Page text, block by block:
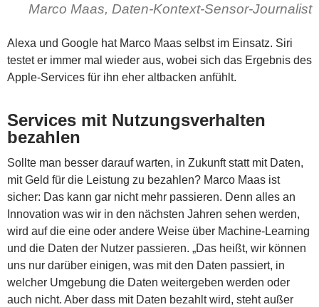
Marco Maas, Daten-Kontext-Sensor-Journalist
Alexa und Google hat Marco Maas selbst im Einsatz. Siri
testet er immer mal wieder aus, wobei sich das Ergebnis des
Apple-Services für ihn eher altbacken anfühlt.
Services mit Nutzungsverhalten
bezahlen
Sollte man besser darauf warten, in Zukunft statt mit Daten,
mit Geld für die Leistung zu bezahlen? Marco Maas ist
sicher: Das kann gar nicht mehr passieren. Denn alles an
Innovation was wir in den nächsten Jahren sehen werden,
wird auf die eine oder andere Weise über Machine-Learning
und die Daten der Nutzer passieren. „Das heißt, wir können
uns nur darüber einigen, was mit den Daten passiert, in
welcher Umgebung die Daten weitergeben werden oder
auch nicht. Aber dass mit Daten bezahlt wird, steht außer